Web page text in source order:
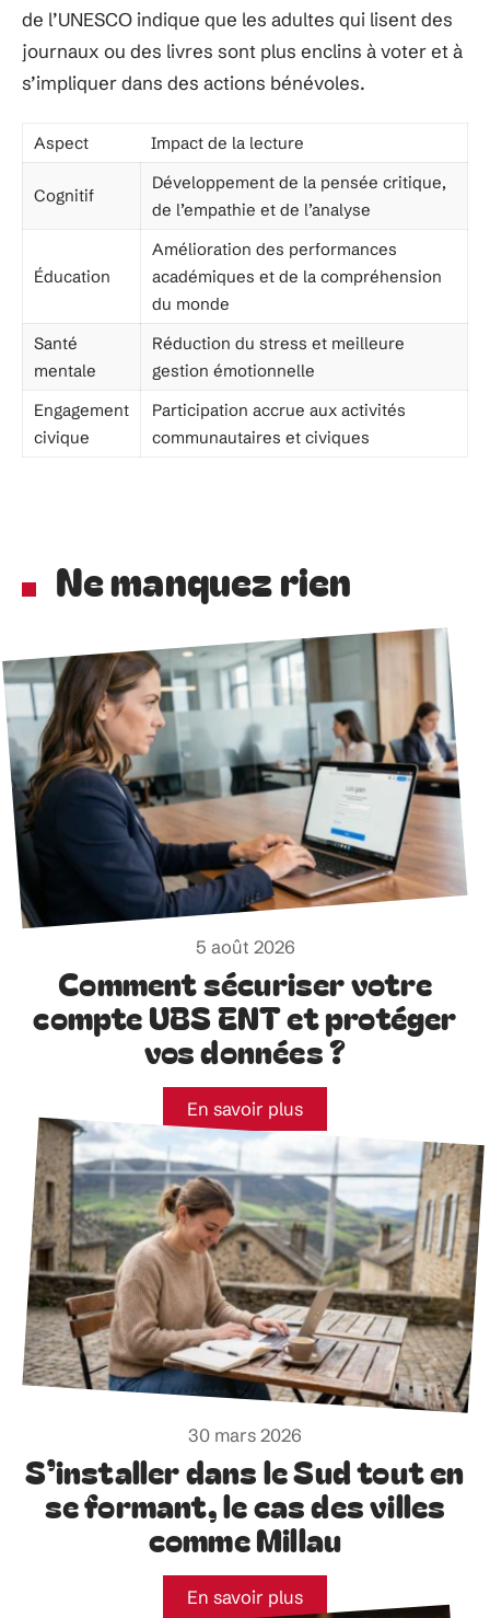
de l’UNESCO indique que les adultes qui lisent des
journaux ou des livres sont plus enclins à voter et à
s’impliquer dans des actions bénévoles.
Aspect Impact de la lecture
Cognitif
Développement de la pensée critique,
de l’empathie et de l’analyse
Éducation
Amélioration des performances
académiques et de la compréhension
du monde
Santé
mentale
Réduction du stress et meilleure
gestion émotionnelle
Engagement
civique
Participation accrue aux activités
communautaires et civiques
Ne manquez rien
5 août 2026
Comment sécuriser votre
compte UBS ENT et protéger
vos données ?
En savoir plus
30 mars 2026
S’installer dans le Sud tout en
se formant, le cas des villes
comme Millau
En savoir plus